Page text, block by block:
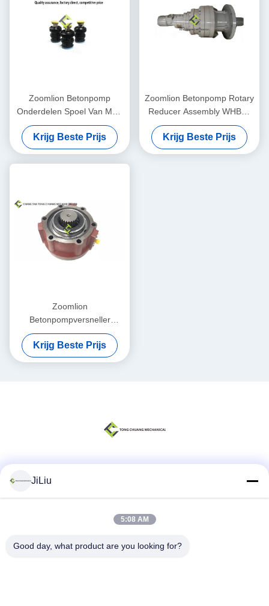
Zoomlion Betonpomp
Onderdelen Spoel Van Multi
Way Valve
Krijg Beste Prijs
Zoomlion Betonpomp Rotary
Reducer Assembly WHBH-
100C 1030201124
Krijg Beste Prijs
Zoomlion
Betonpompversneller
Remmechanisme Montage
ED2090 1039805629
Krijg Beste Prijs
JiLiu
5:08 AM
Good day, what product are you looking for?